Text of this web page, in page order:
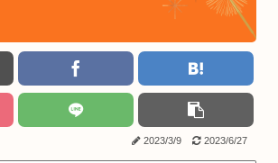
2023/3/9 2023/6/27